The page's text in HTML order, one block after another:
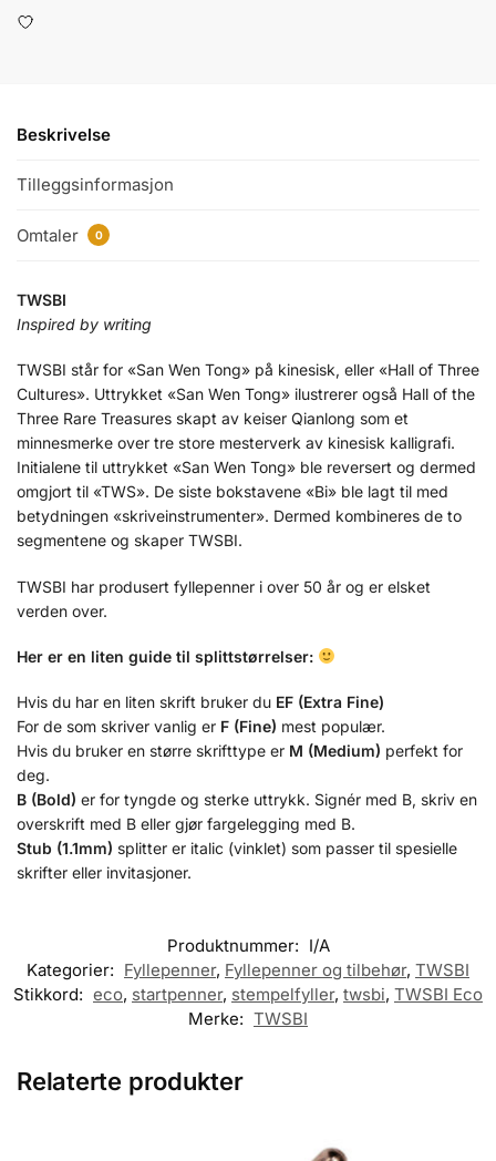
Beskrivelse
Tilleggsinformasjon
Omtaler 0
TWSBI
Inspired by writing
TWSBI står for «San Wen Tong» på kinesisk, eller «Hall of Three
Cultures». Uttrykket «San Wen Tong» ilustrerer også Hall of the
Three Rare Treasures skapt av keiser Qianlong som et
minnesmerke over tre store mesterverk av kinesisk kalligrafi.
Initialene til uttrykket «San Wen Tong» ble reversert og dermed
omgjort til «TWS». De siste bokstavene «Bi» ble lagt til med
betydningen «skriveinstrumenter». Dermed kombineres de to
segmentene og skaper TWSBI.
TWSBI har produsert fyllepenner i over 50 år og er elsket
verden over.
Her er en liten guide til splittstørrelser:
Hvis du har en liten skrift bruker du EF (Extra Fine)
For de som skriver vanlig er F (Fine) mest populær.
Hvis du bruker en større skrifttype er M (Medium) perfekt for
deg.
B (Bold) er for tyngde og sterke uttrykk. Signér med B, skriv en
overskrift med B eller gjør fargelegging med B.
Stub (1.1mm) splitter er italic (vinklet) som passer til spesielle
skrifter eller invitasjoner.
Produktnummer: I/A
Kategorier: Fyllepenner, Fyllepenner og tilbehør, TWSBI
Stikkord: eco, startpenner, stempelfyller, twsbi, TWSBI Eco
Merke: TWSBI
Relaterte produkter